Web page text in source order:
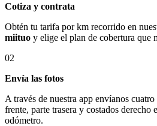
Cotiza y contrata
Obtén tu tarifa por km recorrido en
miituo y elige el plan de cobertura que
02
Envía las fotos
A través de nuestra app envíanos
frente, parte trasera y costados derecho
odómetro.